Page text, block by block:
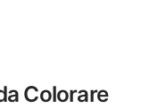
Colorare